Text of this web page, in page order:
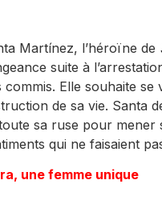
Martínez, l’héroïne de
suite à
commis. Elle souhaite
de sa vie. Santa
sa ruse pour mener
qui ne faisaient
une femme unique